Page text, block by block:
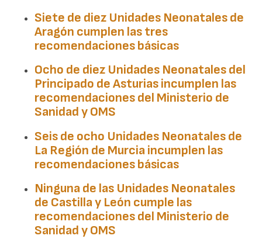
Siete de diez Unidades Neonatales de
Aragón cumplen las tres
recomendaciones básicas
Ocho de diez Unidades Neonatales del
Principado de Asturiasincumplen las
recomendaciones del Ministerio de
Sanidad y OMS
Seis de ocho Unidades Neonatales de
La Región de Murcia incumplen las
recomendaciones básicas
Ninguna de las Unidades Neonatales
de Castilla y León cumple las
recomendaciones del Ministerio de
Sanidad y OMS